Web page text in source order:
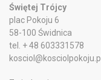
Świętej Trójcy
plac Pokoju 6
58-100 Świdnica
tel. + 48 603331578
kosciol@kosciolpokoju.pl